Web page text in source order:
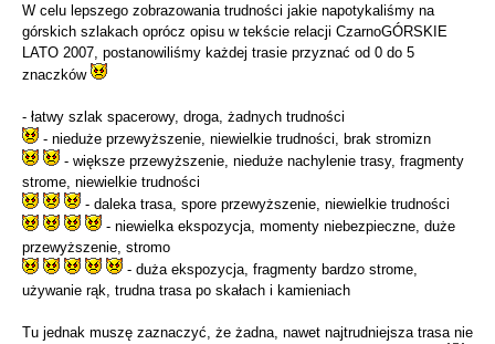
W celu lepszego zobrazowania trudności jakie napotykaliśmy na
górskich szlakach oprócz opisu w tekście relacji CzarnoGÓRSKIE
LATO 2007, postanowiliśmy każdej trasie przyznać od 0 do 5
znaczków
- łatwy szlak spacerowy, droga, żadnych trudności
- nieduże przewyższenie, niewielkie trudności, brak stromizn
- większe przewyższenie, nieduże nachylenie trasy, fragmenty
strome, niewielkie trudności
- daleka trasa, spore przewyższenie, niewielkie trudności
- niewielka ekspozycja, momenty niebezpieczne, duże
przewyższenie, stromo
- duża ekspozycja, fragmenty bardzo strome,
używanie rąk, trudna trasa po skałach i kamieniach
Tu jednak muszę zaznaczyć, że żadna, nawet najtrudniejsza trasa nie